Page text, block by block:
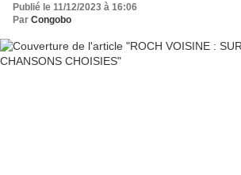
Publié le 11/12/2023 à 16:06
Par Congobo